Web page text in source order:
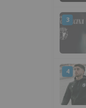
3
4